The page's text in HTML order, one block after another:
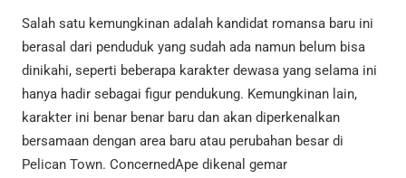
Salah satu kemungkinan adalah kandidat romansa baru ini
berasal dari penduduk yang sudah ada namun belum bisa
dinikahi, seperti beberapa karakter dewasa yang selama ini
hanya hadir sebagai figur pendukung. Kemungkinan lain,
karakter ini benar benar baru dan akan diperkenalkan
bersamaan dengan area baru atau perubahan besar di
Pelican Town. ConcernedApe dikenal gemar